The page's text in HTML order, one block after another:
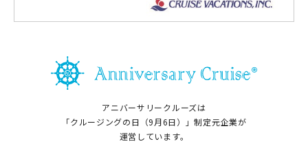
アニバーサリークルーズは
「クルージングの日（9月6日）」制定元企業が
運営しています。